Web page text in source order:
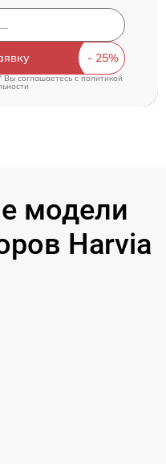
Вы соглашаетесь cполитикой
модели
Harvia